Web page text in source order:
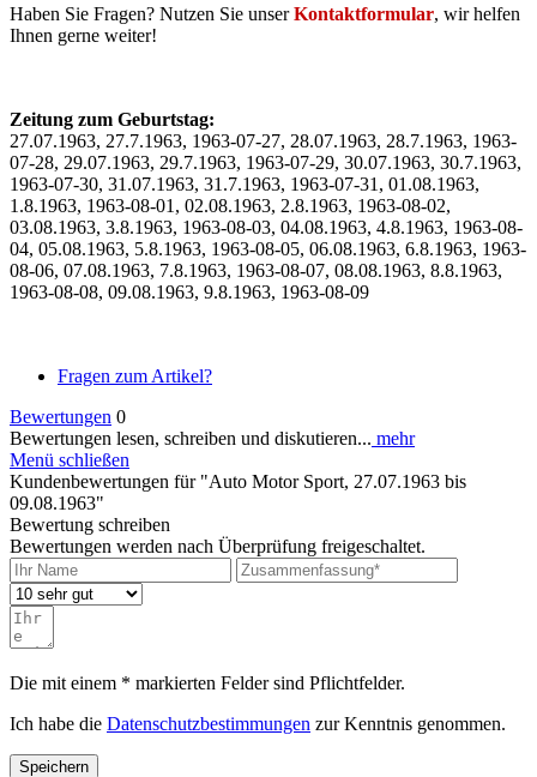
Haben Sie Fragen? Nutzen Sie unserKontaktformular, wir helfen
Ihnen gerne weiter!
Zeitung zum Geburtstag:
27.07.1963, 27.7.1963, 1963-07-27, 28.07.1963, 28.7.1963, 1963-
07-28, 29.07.1963, 29.7.1963, 1963-07-29, 30.07.1963, 30.7.1963,
1963-07-30, 31.07.1963, 31.7.1963, 1963-07-31, 01.08.1963,
1.8.1963, 1963-08-01, 02.08.1963, 2.8.1963, 1963-08-02,
03.08.1963, 3.8.1963, 1963-08-03, 04.08.1963, 4.8.1963, 1963-08-
04, 05.08.1963, 5.8.1963, 1963-08-05, 06.08.1963, 6.8.1963, 1963-
08-06, 07.08.1963, 7.8.1963, 1963-08-07, 08.08.1963, 8.8.1963,
1963-08-08, 09.08.1963, 9.8.1963, 1963-08-09
Fragen zum Artikel?
Bewertungen 0
Bewertungen lesen, schreiben und diskutieren... mehr
Menü schließen
Kundenbewertungen für "Auto Motor Sport, 27.07.1963 bis
09.08.1963"
Bewertung schreiben
Bewertungen werden nach Überprüfung freigeschaltet.
Die mit einem * markierten Felder sind Pflichtfelder.
Ich habe die Datenschutzbestimmungen zur Kenntnis genommen.
Speichern